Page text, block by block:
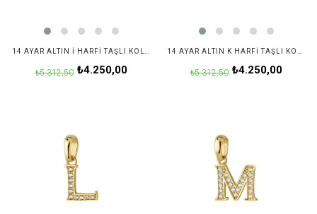
₺4.250,00
₺5.312,50 ₺4.250,00
₺5.312,50